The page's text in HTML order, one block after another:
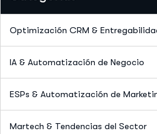
Optimización CRM &
IA & Automatización de Negocio
ESPs & Automatización de
Martech & Tendencias del Sector